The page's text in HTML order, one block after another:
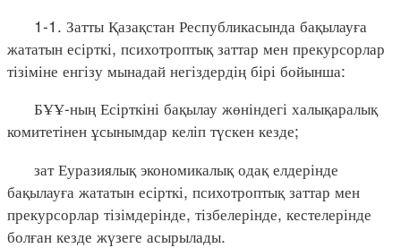
1-1. Затты Қазақстан Республикасында бақылауға
жататын есірткі, психотроптық заттар мен прекурсорлар
тізіміне енгізу мынадай негіздердің бірі бойынша:
БҰҰ-ның Есірткіні бақылау жөніндегі халықаралық
комитетінен ұсынымдар келіп түскен кезде;
зат Еуразиялық экономикалық одақ елдерінде
бақылауға жататын есірткі, психотроптық заттар мен
прекурсорлар тізімдерінде, тізбелерінде, кестелерінде
болған кезде жүзеге асырылады.